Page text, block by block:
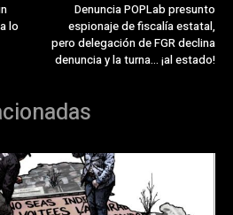
lo
Denuncia POPLab presunto
espionaje de fiscalía estatal,
pero delegación de FGR declina
denuncia y la turna… ¡al estado!